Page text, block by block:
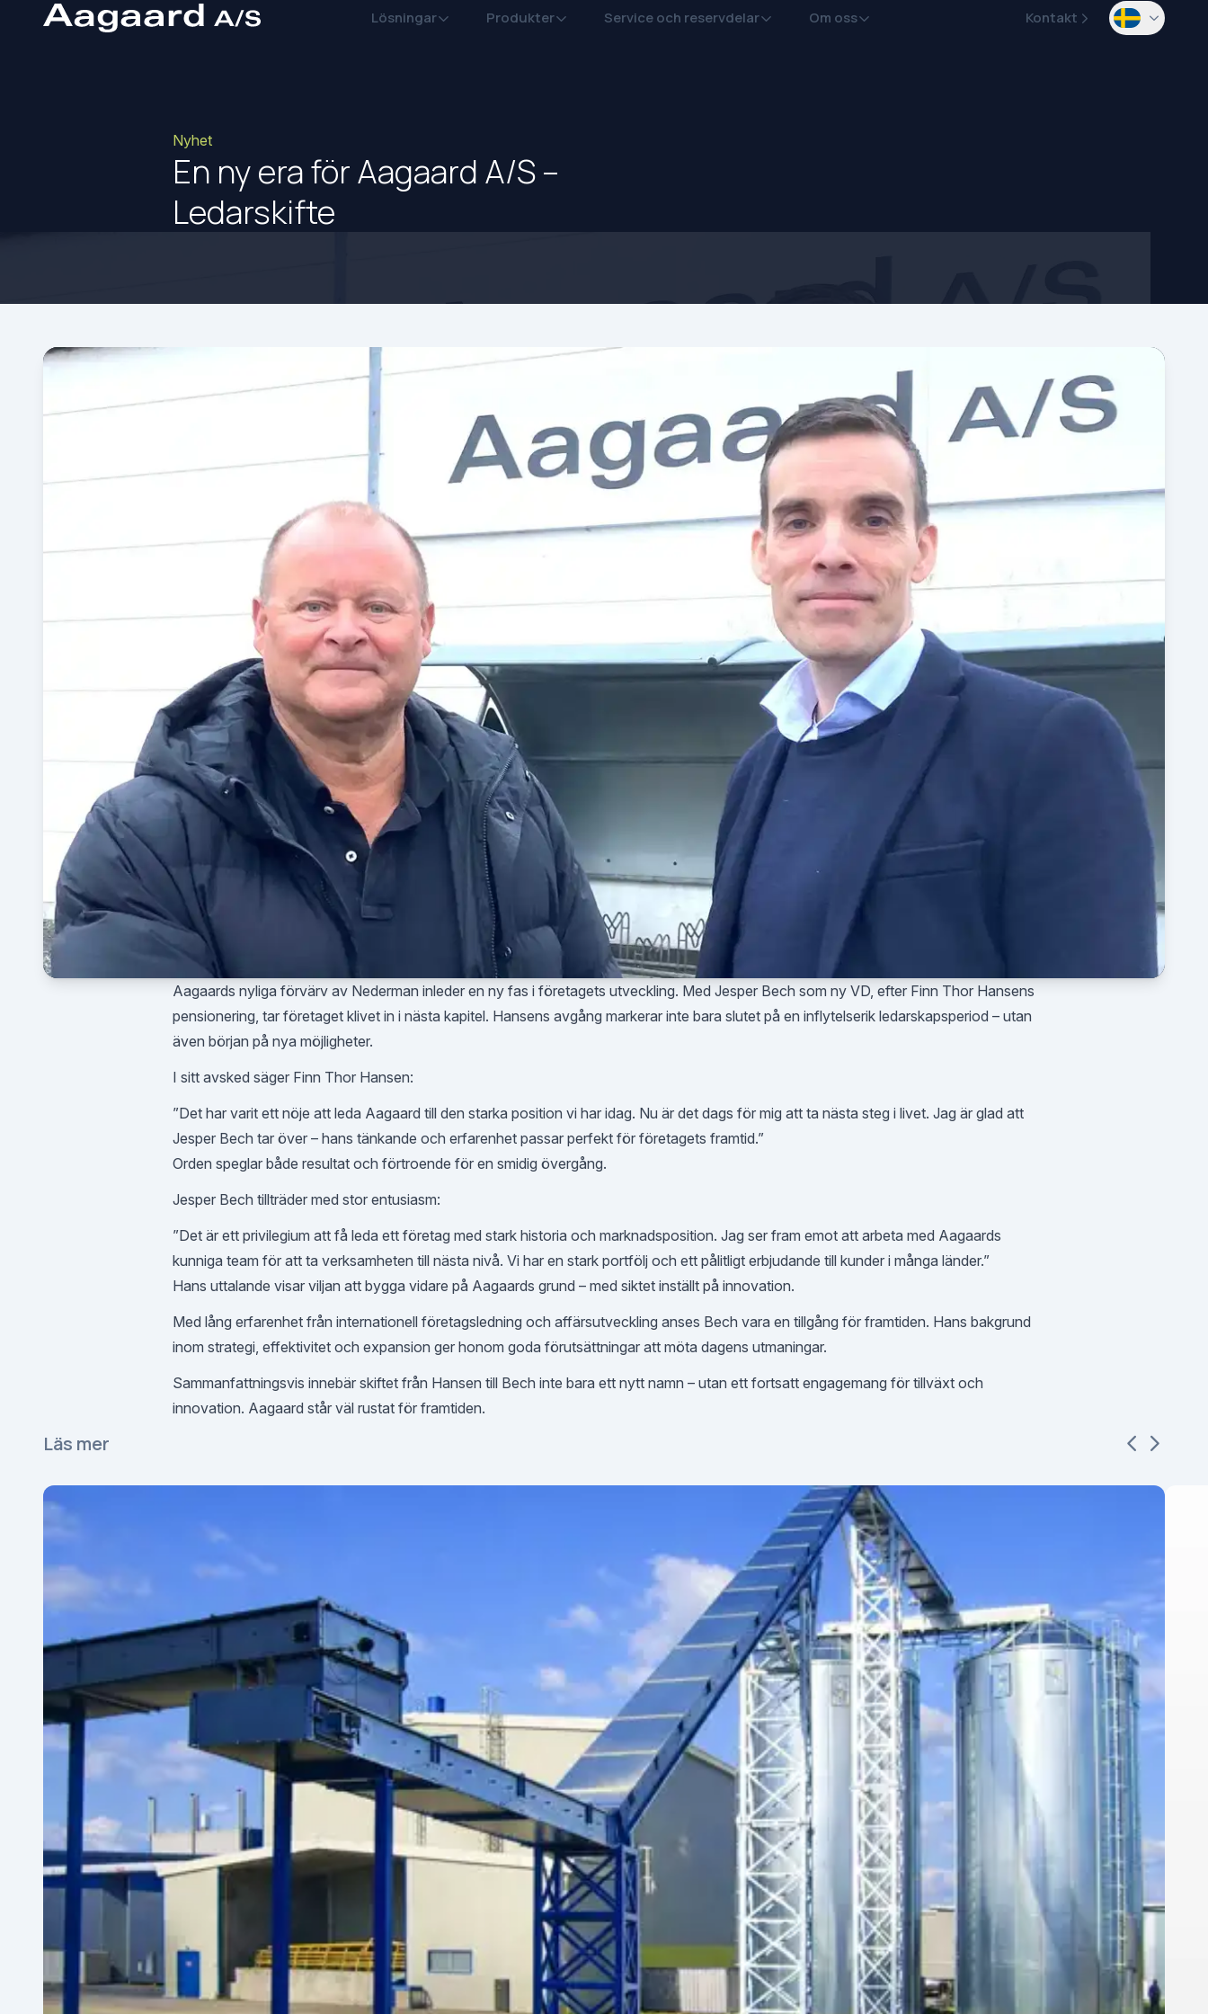
Lösningar Produkter Service och reservdelar Om oss Kontakt
Nyhet
En ny era för Aagaard A/S –
Ledarskifte
Aagaards nyliga förvärv av Nederman inleder en ny fas i företagets utveckling. Med Jesper Bech som ny VD, efter Finn Thor Hansens
pensionering, tar företaget klivet in i nästa kapitel. Hansens avgång markerar inte bara slutet på en inflytelserik ledarskapsperiod – utan
även början på nya möjligheter.
I sitt avsked säger Finn Thor Hansen:
”Det har varit ett nöje att leda Aagaard till den starka position vi har idag. Nu är det dags för mig att ta nästa steg i livet. Jag är glad att
Jesper Bech tar över – hans tänkande och erfarenhet passar perfekt för företagets framtid.”
Orden speglar både resultat och förtroende för en smidig övergång.
Jesper Bech tillträder med stor entusiasm:
”Det är ett privilegium att få leda ett företag med stark historia och marknadsposition. Jag ser fram emot att arbeta med Aagaards
kunniga team för att ta verksamheten till nästa nivå. Vi har en stark portfölj och ett pålitligt erbjudande till kunder i många länder.”
Hans uttalande visar viljan att bygga vidare på Aagaards grund – med siktet inställt på innovation.
Med lång erfarenhet från internationell företagsledning och affärsutveckling anses Bech vara en tillgång för framtiden. Hans bakgrund
inom strategi, effektivitet och expansion ger honom goda förutsättningar att möta dagens utmaningar.
Sammanfattningsvis innebär skiftet från Hansen till Bech inte bara ett nytt namn – utan ett fortsatt engagemang för tillväxt och
innovation. Aagaard står väl rustat för framtiden.
Läs mer